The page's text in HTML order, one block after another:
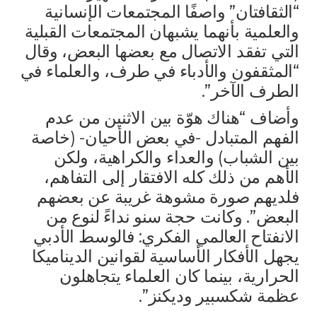
“الثقافتان” واصفًا المجتمعات الإنسانية
والعلمية بأنهما يشبهان المجتمعات القبلية
التي تفقد الاتصال مع بعضها البعض، وقال
“المثقفون والأدباء في طرف، والعلماء في
الطرف الآخر”.
وأضاف “هناك هوّة بين الاثنين من عدم
الفهم المتبادل -في بعض الأحيان- (خاصة
بين الشباب) والعداء والكراهية، ولكن
الأهم من ذلك كله الافتقار إلى التفاهم،
فلديهم صورة مشوهة غريبة عن بعضهم
البعض”. وكانت حجة سنو نداءً لنوع من
الانفتاح العالمي الفكري: فالوسط الأدبي
يجهل الأفكار الأساسية لقوانين الديناميكا
الحرارية، بينما كان العلماء يتجاهلون
عظمة شكسبير وديكنز”.